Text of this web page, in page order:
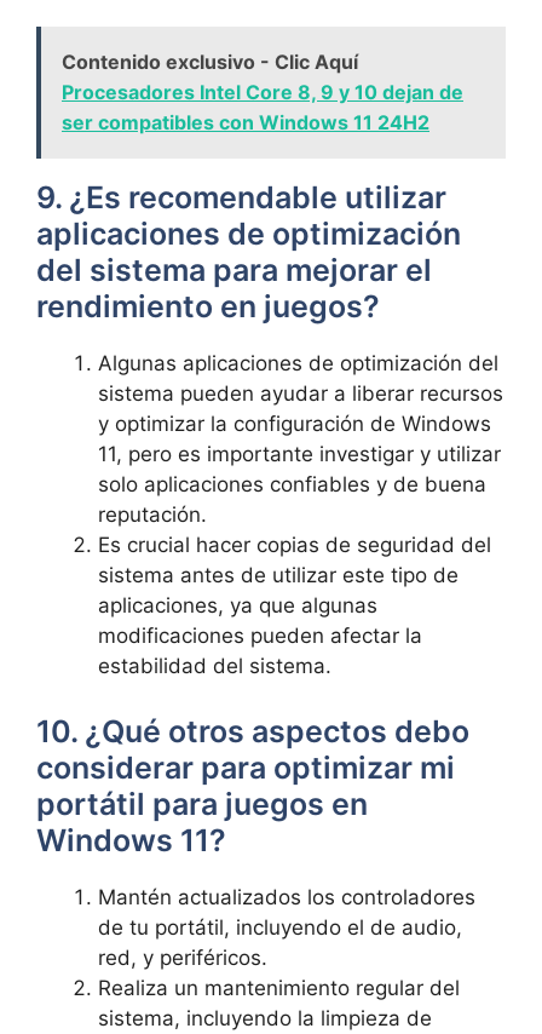
Contenido exclusivo - Clic Aquí
Procesadores Intel Core 8, 9 y 10 dejan de
ser compatibles con Windows 11 24H2
9. ⁣¿Es ⁤recomendable utilizar
aplicaciones⁣ de optimización
del ‌sistema para mejorar el
rendimiento en juegos?
Algunas aplicaciones de optimización del
sistema pueden ayudar a liberar recursos⁢
y optimizar la configuración de Windows
11, ​pero es importante investigar y​ utilizar
solo aplicaciones confiables y de buena
reputación.
Es crucial hacer copias de seguridad del
sistema antes de utilizar este tipo ⁤de
aplicaciones, ya que algunas
modificaciones pueden⁢ afectar la
estabilidad del sistema.
10. ¿Qué otros aspectos​ debo
considerar ‌para optimizar mi
portátil para juegos en
Windows 11?
Mantén actualizados los controladores
de tu portátil, incluyendo el de audio,
red, y periféricos.
Realiza un mantenimiento regular​ del
sistema, incluyendo la limpieza de